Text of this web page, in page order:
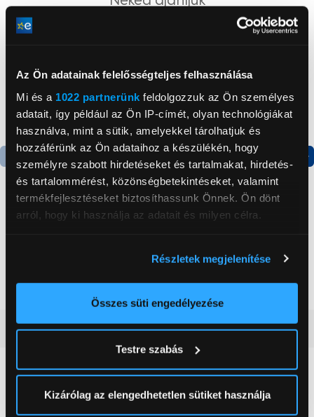
Az Ön adatainak felelősségteljes felhasználása
Mi és a 1022 partnerünk feldolgozzuk az Ön személyes
adatait, így például az Ön IP-címét, olyan technológiákat
használva, mint a sütik, amelyekkel tárolhatjuk és
hozzáférünk az Ön adataihoz a készülékén, hogy
személyre szabott hirdetéseket és tartalmakat, hirdetés-
és tartalommérést, közönségbetekintéseket, valamint
termékfejlesztéseket biztosíthassunk Önnek. Ön dönt
arról, hogy ki használja az adatait és milyen célra.
elhelyezkedéséről pár méteres pontossággal
Az Ön készülékén beazonosítása annak konkrét
módjairól és adja meg preferenciáit aRészletek
pontban. Bármikor módosíthatja vagy visszavonhatja a
Sütinyilatkozathoz való hozzájárulását.
Részletek megjelenítése
Összes süti engedélyezése
Testre szabás
Kizárólag az elengedhetetlen sütiket használja
Gorenje NRS8182KX Side
Gorenje N619EAXL4
kombinált hűtőszekrény
Vásárlói vélemények(0)